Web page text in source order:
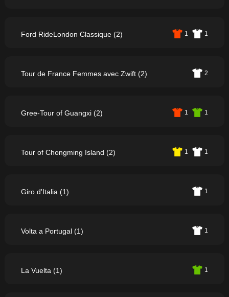
Ford RideLondon Classique (2) 1 1
Tour de France Femmes avec Zwift (2) 2
Gree-Tour of Guangxi (2) 1 1
Tour of Chongming Island (2) 1 1
Giro d'Italia (1) 1
Volta a Portugal (1) 1
La Vuelta (1) 1